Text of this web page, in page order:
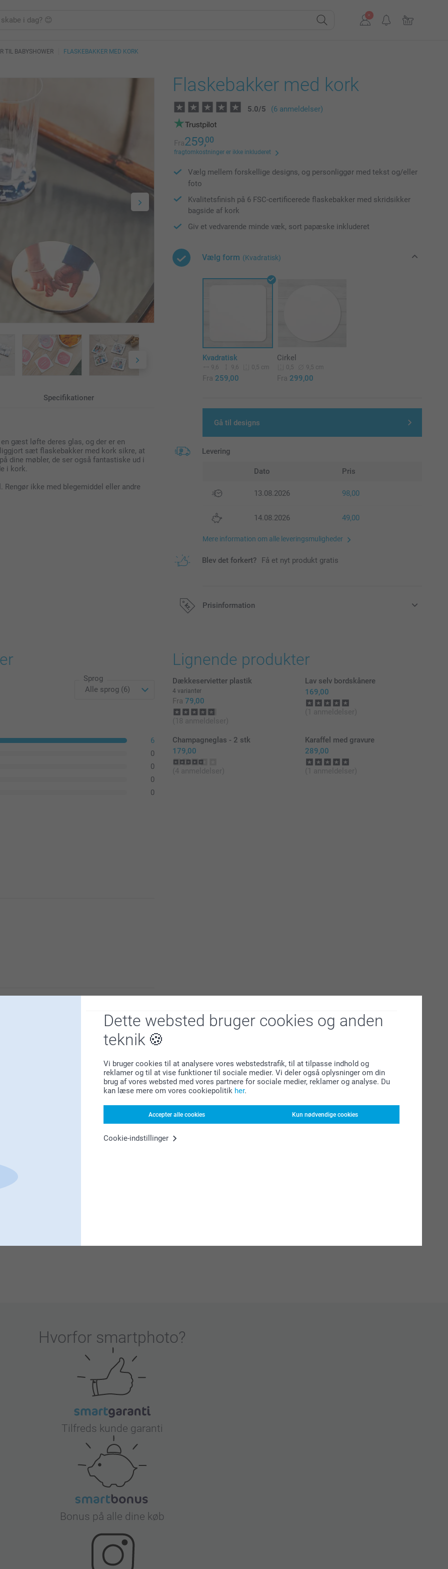
Dette websted bruger cookies og anden
teknik
Vi bruger cookies til at analysere vores webstedstrafik, til at tilpasse indhold og
reklamer og til at vise funktioner til sociale medier. Vi deler også oplysninger om din
brug af vores websted med vores partnere for sociale medier, reklamer og analyse. Du
kan læse mere om vores cookiepolitik her.
Accepter alle cookies Kun nødvendige cookies
Cookie-indstillinger
TIL BABYSHOWER FLASKEBAKKER MED KORK
Specifikationer
gæst løfte deres glas, og der er en
sæt flaskebakker med kork sikre, at
dine møbler, de ser også fantastiske ud i
i kork.
ikke med blegemiddel eller andre
Flaskebakker med kork
5.0/5 (6 anmeldelser)
Fra259,00
fragtomkostninger er ikke inkluderet
Vælg mellem forskellige designs, og personliggør med tekst og/eller
foto
Kvalitetsfinish på 6 FSC-certificerede flaskebakker med skridsikker
bagside af kork
Giv et vedvarende minde væk, sort papæske inkluderet
Vælg form (Kvadratisk)
Kvadratisk
9,6 9,6 0,5 cm
Fra 259,00
Cirkel
0,5 9,5 cm
Fra 299,00
Gå til designs
Levering
Dato Pris
13.08.2026 98,00
14.08.2026 49,00
Mere information om alle leveringsmuligheder
Blev det forkert? Få et nyt produkt gratis
Prisinformation
Sprog
6
0
0
0
0
vi håber du får glæde af den i lang tid
vi håber du får glæde af den i lang tid
den til påske
Lignende produkter
Dækkeservietter plastik
4 varianter
Fra 79,00
(18 anmeldelser)
Lav selv bordskånere
169,00
(1 anmeldelser)
Champagneglas - 2 stk
179,00
(4 anmeldelser)
Karaffel med gravure
289,00
(1 anmeldelser)
Hvorfor smartphoto?
Tilfreds kunde garanti
Bonus på alle dine køb